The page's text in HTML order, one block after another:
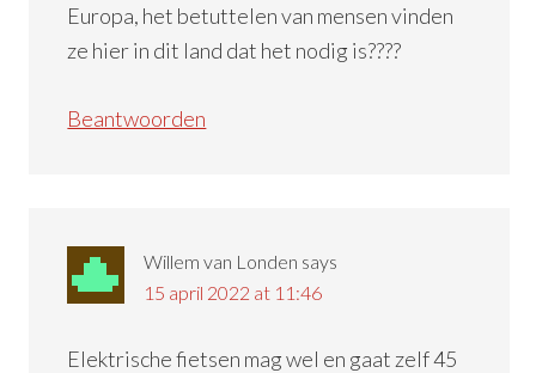
Europa, het betuttelen van mensen vinden
ze hier in dit land dat het nodig is????
Beantwoorden
Willem van Londen says
15 april 2022 at 11:46
Elektrische fietsen mag wel en gaat zelf 45